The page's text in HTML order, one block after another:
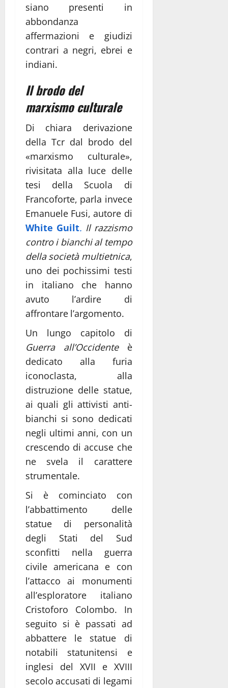
siano presenti in
abbondanza
affermazioni e giudizi
contrari a negri, ebrei e
indiani.
Il brodo del
marxismo culturale
Di chiara derivazione
della Tcr dal brodo del
«marxismo culturale»,
rivisitata alla luce delle
tesi della Scuola di
Francoforte, parla invece
Emanuele Fusi, autore di
White Guilt. Il razzismo
contro i bianchi al tempo
della società multietnica,
uno dei pochissimi testi
in italiano che hanno
avuto l’ardire di
affrontare l’argomento.
Un lungo capitolo di
Guerra all’Occidenteè
dedicato alla furia
iconoclasta, alla
distruzione delle statue,
ai quali gli attivisti anti-
bianchi si sono dedicati
negli ultimi anni, con un
crescendo di accuse che
ne svela il carattere
strumentale.
Si è cominciato con
l’abbattimento delle
statue di personalità
degli Stati del Sud
sconfitti nella guerra
civile americana e con
l’attacco ai monumenti
all’esploratore italiano
Cristoforo Colombo. In
seguito si è passati ad
abbattere le statue di
notabili statunitensi e
inglesi del XVII e XVIII
secolo accusati di legami